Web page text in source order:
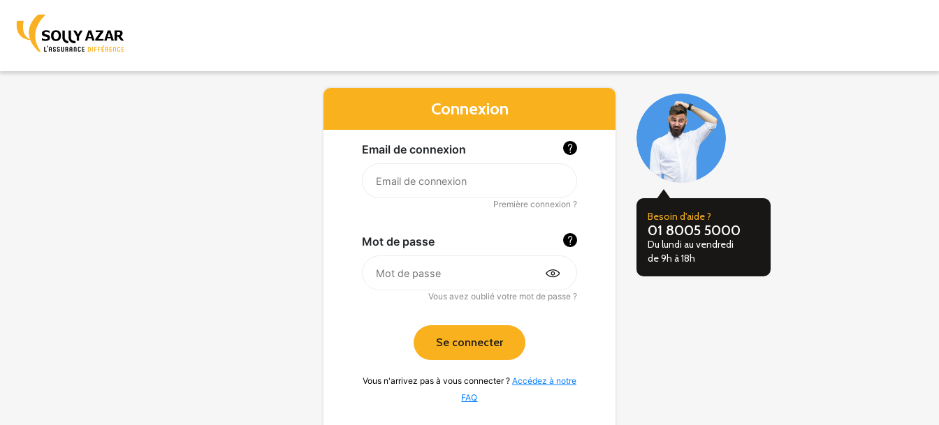
Connexion
Email de connexion
Première connexion ?
Mot de passe
Vous avez oublié votre mot de passe ?
Se connecter
Vous n'arrivez pas à vous connecter ? Accédez à notre
FAQ
Besoin d'aide ?
01 8005 5000
Du lundi au vendredi
de 9h à 18h